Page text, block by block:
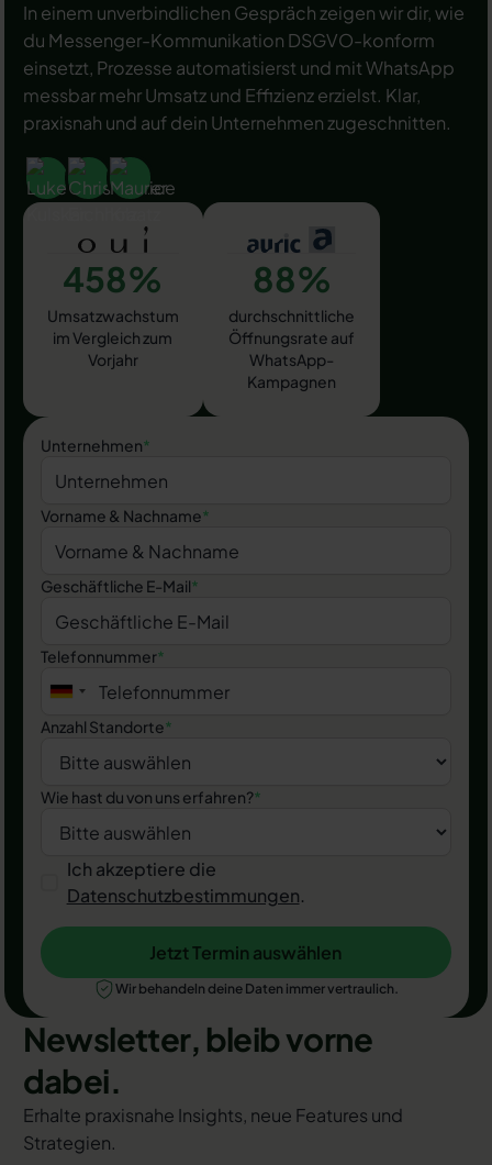
In einem unverbindlichen Gespräch zeigen wir dir, wie
du Messenger-Kommunikation DSGVO-konform
einsetzt, Prozesse automatisierst und mit WhatsApp
messbar mehr Umsatz und Effizienz erzielst. Klar,
praxisnah und auf dein Unternehmen zugeschnitten.
458%
Umsatzwachstum
im Vergleich zum
Vorjahr
88%
durchschnittliche
Öffnungsrate auf
WhatsApp-
Kampagnen
Unternehmen*
Vorname & Nachname*
Geschäftliche E-Mail*
Telefonnummer*
Anzahl Standorte*
Wie hast du von uns erfahren?*
Ich akzeptiere die
Datenschutzbestimmungen.
Jetzt Termin auswählen
Jetzt Termin auswählen
Wir behandeln deine Daten immer vertraulich.
Newsletter, bleib vorne
dabei.
Erhalte praxisnahe Insights, neue Features und
Strategien.